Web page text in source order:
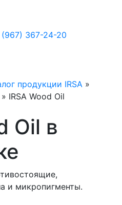
(967) 367-24-20
продукции IRSA »
» IRSA Wood Oil
Oil в
и микропигменты.